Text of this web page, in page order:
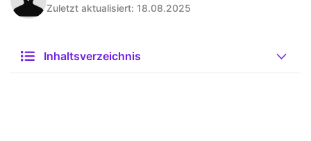
Zuletzt aktualisiert: 18.08.2025
Inhaltsverzeichnis